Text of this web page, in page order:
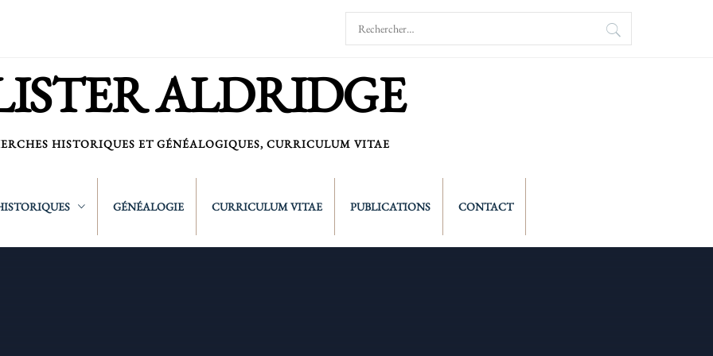
Rechercher :
ALDRIDGE
HISTORIQUES ET GÉNÉALOGIQUES, CURRICULUM VITAE
GÉNÉALOGIE CURRICULUM VITAE PUBLICATIONS CONTACT